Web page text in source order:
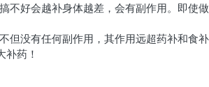
不好会越补身体越差，会有副作用。即使
没有任何副作用，其作用远超药补和食
药！